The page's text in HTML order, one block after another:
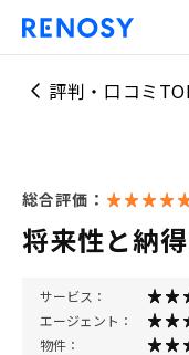
評判・口コミ
総合評価：
将来性と納
サービス：
エージェント：
物件：